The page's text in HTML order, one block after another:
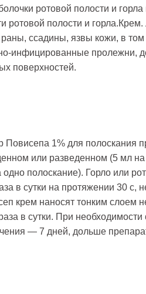
ротовой полости и
ротовой полости и
ссадины, язвы кожи, в
инфицированные пролежни,
поверхностей.
Повисепа 1% для полоскания
или разведенном (5 мл
одно полоскание). Горло или
в сутки на протяжении 30 с,
крем наносят тонким слоем
в сутки. При
— 7 дней, дольше